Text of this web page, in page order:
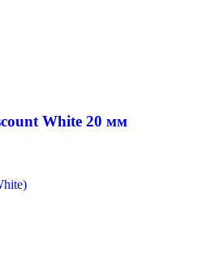
White 20 мм